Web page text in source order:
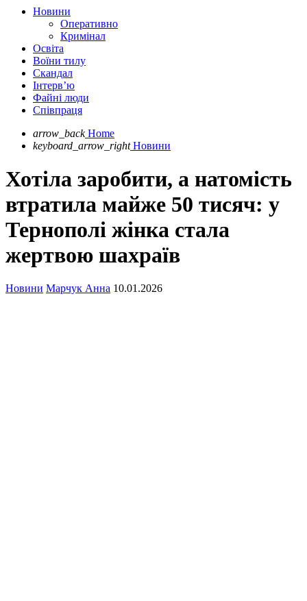
Новини
Оперативно
Кримінал
Освіта
Воїни тилу
Скандал
Інтерв’ю
Файні люди
Співпраця
arrow_back Home
keyboard_arrow_right Новини
Хотіла заробити, а натомість
втратила майже 50 тисяч: у
Тернополі жінка стала
жертвою шахраїв
Новини Марчук Анна 10.01.2026